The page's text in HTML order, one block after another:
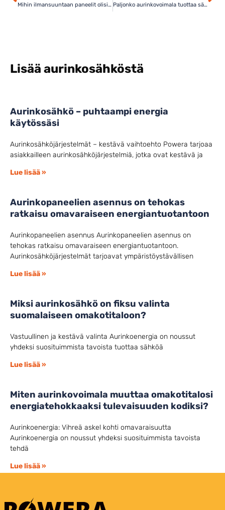
Mihin ilmansuuntaan paneelit olisi hyvä suunnata? Paljonko aurinkovoimala tuottaa sähköä ja miten se toimii?
Lisää aurinkosähköstä
Aurinkosähkö – puhtaampi energia
käytössäsi
Aurinkosähköjärjestelmät – kestävä vaihtoehto Powera tarjoaa
asiakkailleen aurinkosähköjärjestelmiä, jotka ovat kestävä ja
Lue lisää »
Aurinkopaneelien asennus on tehokas
ratkaisu omavaraiseen energiantuotantoon
Aurinkopaneelien asennus Aurinkopaneelien asennus on
tehokas ratkaisu omavaraiseen energiantuotantoon.
Aurinkosähköjärjestelmät tarjoavat ympäristöystävällisen
Lue lisää »
Miksi aurinkosähkö on fiksu valinta
suomalaiseen omakotitaloon?
Vastuullinen ja kestävä valinta Aurinkoenergia on noussut
yhdeksi suosituimmista tavoista tuottaa sähköä
Lue lisää »
Miten aurinkovoimala muuttaa omakotitalosi
energiatehokkaaksi tulevaisuuden kodiksi?
Aurinkoenergia: Vihreä askel kohti omavaraisuutta
Aurinkoenergia on noussut yhdeksi suosituimmista tavoista
tehdä
Lue lisää »